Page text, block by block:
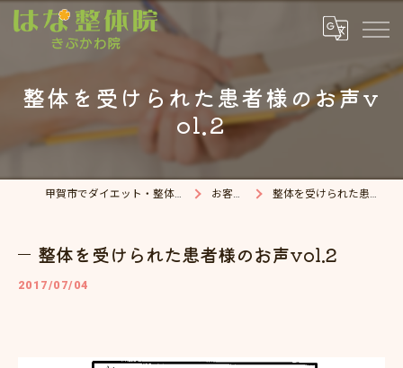
整体を受けられた患者様のお声v
ol.2
甲賀市でダイエット・整体院ならはな整体院 お客様の声 整体を受けられた患者様のお声vol.2
整体を受けられた患者様のお声vol.2
2017/07/04